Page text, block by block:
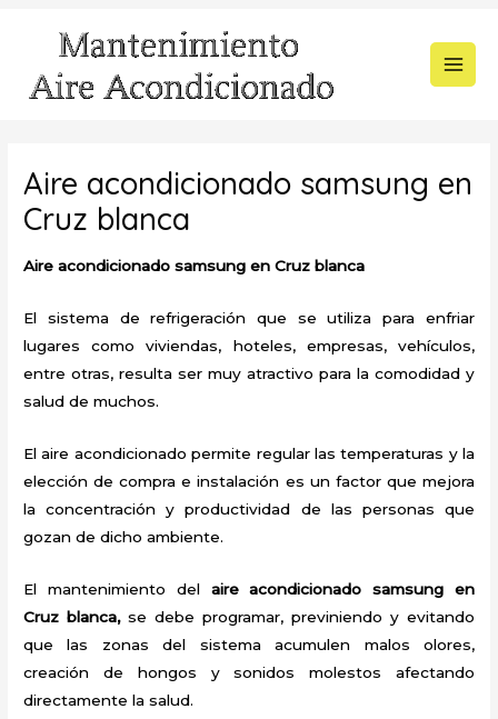
contenido
Aire acondicionado samsung en
Cruz blanca
Aire acondicionado samsung en Cruz blanca
El sistema de refrigeración que se utiliza para enfriar
lugares como viviendas, hoteles, empresas, vehículos,
entre otras, resulta ser muy atractivo para la comodidad y
salud de muchos.
El aire acondicionado permite regular las temperaturas y la
elección de compra e instalación es un factor que mejora
la concentración y productividad de las personas que
gozan de dicho ambiente.
El mantenimiento del aire acondicionado samsung en
Cruz blanca,se debe programar, previniendo y evitando
que las zonas del sistema acumulen malos olores,
creación de hongos y sonidos molestos afectando
directamente la salud.